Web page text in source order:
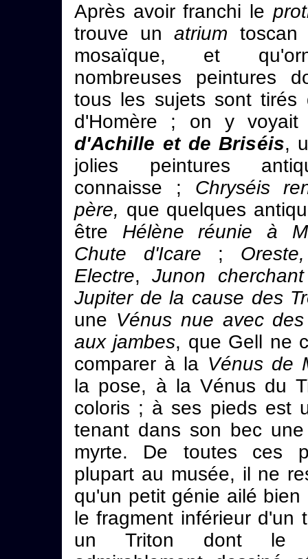
Après avoir franchi le
trouve unatrium
mosaïque, et
nombreuses peintures
tous les sujets sont tirés
d'Homère ; on y
d'Achille et de Briséis,
jolies peintures
connaisse ; Chryséis
père, que quelques
être Hélène réunie à
Chute d'Icare ;
Electre,Junon
Jupiter de la cause des
une Vénus nue avec
aux jambes, que Gell ne
comparer à la Vénus de
la pose, à la Vénus du
coloris ; à ses pieds est
tenant dans son bec
myrte. De toutes ces
plupart au musée, il ne
qu'un petit génie ailé bien
le fragment inférieur d'un
un Triton dont le